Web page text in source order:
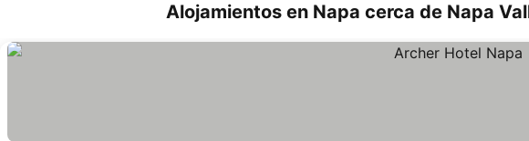
Alojamientos en Napa cerca de Napa